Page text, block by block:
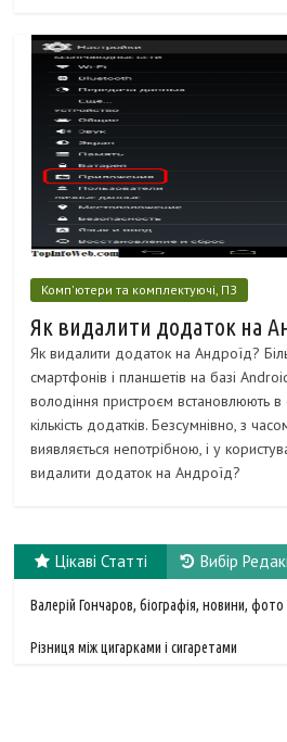
Комп'ютери та комплектуючі, ПЗ
Як видалити додаток на
Як видалити додаток на Андроїд?
смартфонів і планшетів на базі
володіння пристроєм встановлюють в
кількість додатків. Безсумнівно, з
виявляється непотрібною, і у
видалити додаток на Андроїд?
Цікаві Статті Вибір
Валерій Гончаров, біографія, новини, фото
Різниця між цигарками і сигаретами